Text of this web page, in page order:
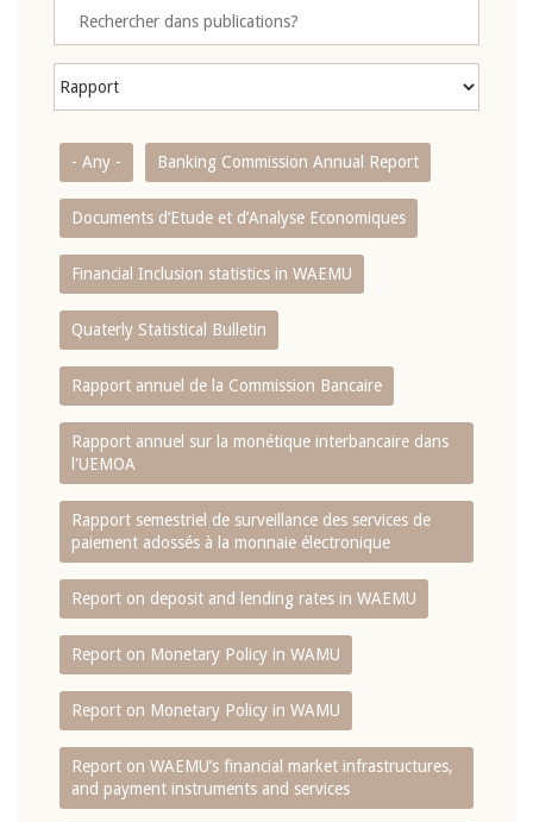
- Any - Banking Commission Annual Report
Documents d’Etude et d’Analyse Economiques
Financial Inclusion statistics in WAEMU
Quaterly Statistical Bulletin
Rapport annuel de la Commission Bancaire
Rapport annuel sur la monétique interbancaire dans
l'UEMOA
Rapport semestriel de surveillance des services de
paiement adossés à la monnaie électronique
Report on deposit and lending rates in WAEMU
Report on Monetary Policy in WAMU
Report on Monetary Policy in WAMU
Report on WAEMU’s financial market infrastructures,
and payment instruments and services